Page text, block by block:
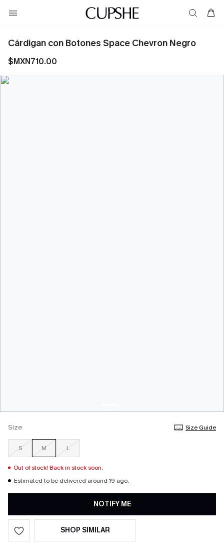
Cárdigan con Botones Space Chevron Negro
$MXN710.00
Size Size Guide
S M L
Out of stock! Back in stock soon.
Estimated to be delivered around 19 ago.
NOTIFY ME
SHOP SIMILAR